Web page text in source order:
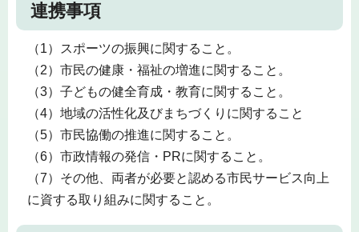
連携事項
（1）スポーツの振興に関すること。
（2）市民の健康・福祉の増進に関すること。
（3）子どもの健全育成・教育に関すること。
（4）地域の活性化及びまちづくりに関すること
（5）市民協働の推進に関すること。
（6）市政情報の発信・PRに関すること。
（7）その他、両者が必要と認める市民サービス向上
に資する取り組みに関すること。